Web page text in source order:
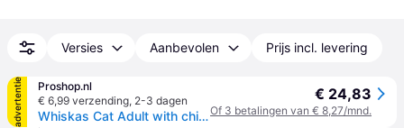
Versies Aanbevolen Prijs incl. levering
advertentie
Proshop.nl
€ 6,99 verzending, 2-3 dagen
Whiskas Cat Adult with chicken - dry cat food - 7 kg
€ 24,83
Of 3 betalingen van € 8,27/mnd.